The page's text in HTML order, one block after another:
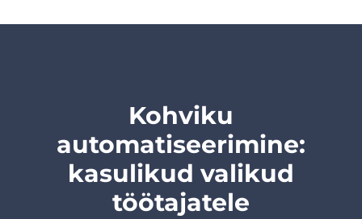
Kohviku
automatiseerimine:
kasulikud valikud
töötajatele